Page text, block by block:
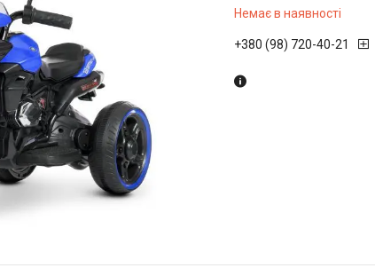
Немає в наявності
+380 (98) 720-40-21